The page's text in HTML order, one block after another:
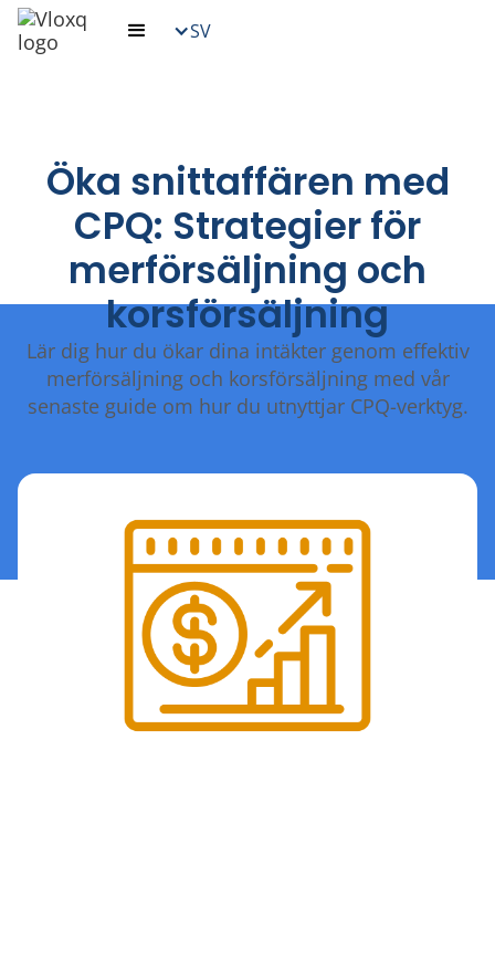
SV
Öka snittaffären med
CPQ: Strategier för
merförsäljning och
korsförsäljning
Lär dig hur du ökar dina intäkter genom effektiv
merförsäljning och korsförsäljning med vår
senaste guide om hur du utnyttjar CPQ-verktyg.